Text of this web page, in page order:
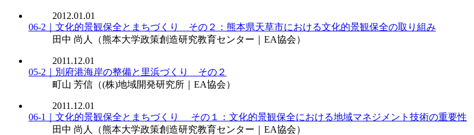
2012.01.01
06-2｜文化的景観保全とまちづくり その２：熊本県天草市における文化的景観保全の取り組み
田中 尚人
（熊本大学政策創造研究教育センター｜EA協会）
2011.12.01
05-2｜別府港海岸の整備と里浜づくり その２
町山 芳信 （(株)地域開発研究所｜EA協会）
2011.12.01
06-1｜文化的景観保全とまちづくり その１：文化的景観保全における地域マネジメント技術の重要性
田中 尚人
（熊本大学政策創造研究教育センター｜EA協会）